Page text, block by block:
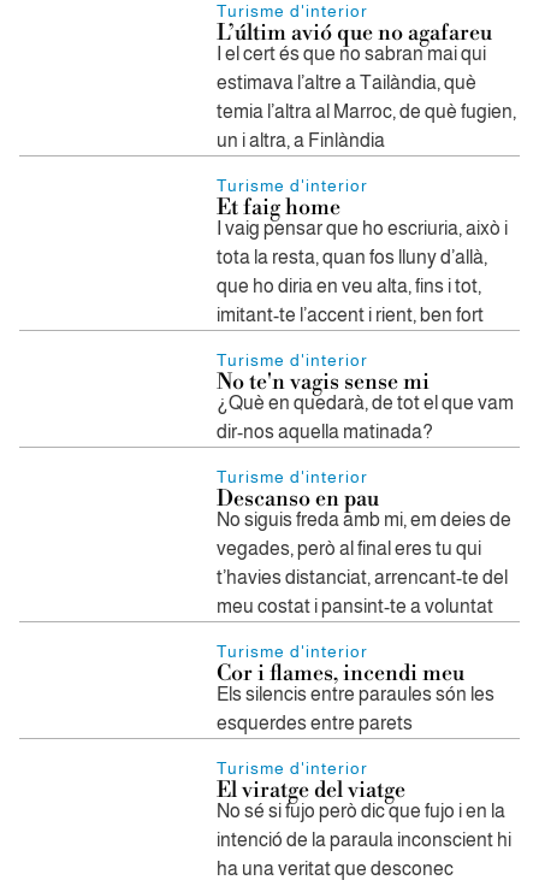
Turisme d'interior
L’últim avió que no agafareu
I el cert és que no sabran mai qui
estimava l’altre a Tailàndia, què
temia l’altra al Marroc, de què fugien,
un i altra, a Finlàndia
Turisme d'interior
Et faig home
I vaig pensar que ho escriuria, això i
tota la resta, quan fos lluny d’allà,
que ho diria en veu alta, fins i tot,
imitant-te l’accent i rient, ben fort
Turisme d'interior
No te'n vagis sense mi
¿Què en quedarà, de tot el que vam
dir-nos aquella matinada?
Turisme d'interior
Descanso en pau
No siguis freda amb mi, em deies de
vegades, però al final eres tu qui
t’havies distanciat, arrencant-te del
meu costat i pansint-te a voluntat
Turisme d'interior
Cor i flames, incendi meu
Els silencis entre paraules són les
esquerdes entre parets
Turisme d'interior
El viratge del viatge
No sé si fujo però dic que fujo i en la
intenció de la paraula inconscient hi
ha una veritat que desconec